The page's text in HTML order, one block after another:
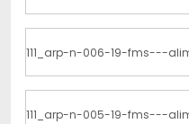
111_arp-n-006-19-fms---
111_arp-n-005-19-fms---